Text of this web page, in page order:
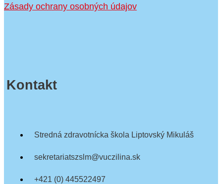
Zásady ochrany osobných údajov
Kontakt
Stredná zdravotnícka škola Liptovský Mikuláš
sekretariatszslm@vuczilina.sk
+421 (0) 445522497